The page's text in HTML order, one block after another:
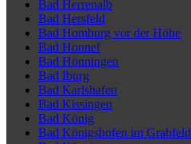
Bad Herrenalb
Bad Hersfeld
Bad Homburg vor der Höhe
Bad Honnef
Bad Hönningen
Bad Iburg
Bad Karlshafen
Bad Kissingen
Bad König
Bad Königshofen im Grabfeld